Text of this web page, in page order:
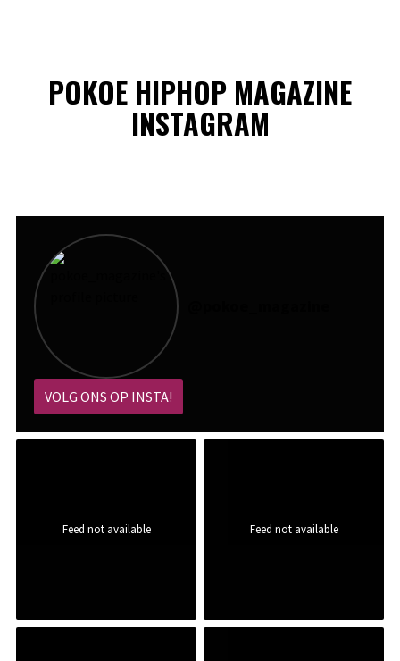
POKOE HIPHOP MAGAZINE
INSTAGRAM
VOLG ONS OP INSTA!
Feed not available Feed not available